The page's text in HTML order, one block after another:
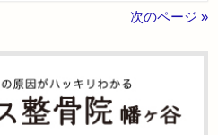
次のページ »